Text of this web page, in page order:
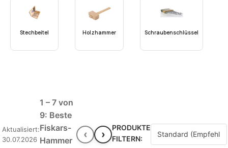
Stechbeitel Holzhammer Schraubenschlüssel
Aktualisiert:
30.07.2026
1 – 7 von
9: Beste
Fiskars-
Hammer
‹ ›
PRODUKTE
FILTERN: